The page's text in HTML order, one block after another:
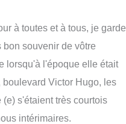
à toutes et à tous, je garde
bon souvenir de vôtre
lorsqu'à l'époque elle était
boulevard Victor Hugo, les
(e) s'étaient très courtois
intérimaires.